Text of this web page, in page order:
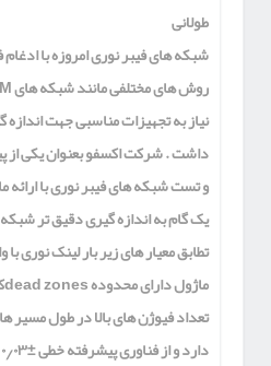
طولانی
شبکه های فیبر نوری امروزه با
روش های مختلفی مانند شبکه های
نیاز به تجهیزات مناسبی جهت
داشت . شرکت اکسفو بعنوان یکی از
و تست شبکه های فیبر نوری با ارائه
یک گام به اندازه گیری دقیق تر
تطابق معیار های زیر بار لینک نوری
ماژول دارای محدودهdead zones
تعداد فیوژن های بالا در طول مسیر
دارد و از فناوری پیشرفته خطی±۰٫۰۳ dB/dB